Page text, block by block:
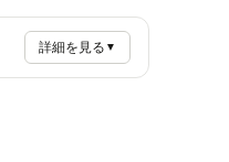
詳細を見る ▼